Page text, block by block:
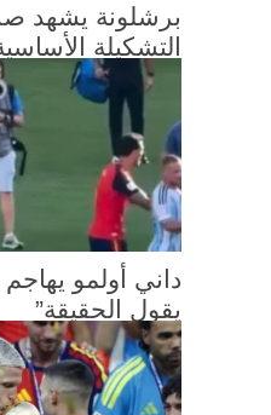
برشلونة يشهد
التشكيلة
داني أولمو يهاجم
يقول الحقيقة”